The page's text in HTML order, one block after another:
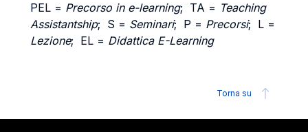
PEL = Precorso in e-learning; TA = Teaching
Assistantship; S = Seminari; P = Precorsi; L =
Lezione; EL = Didattica E-Learning
Torna su